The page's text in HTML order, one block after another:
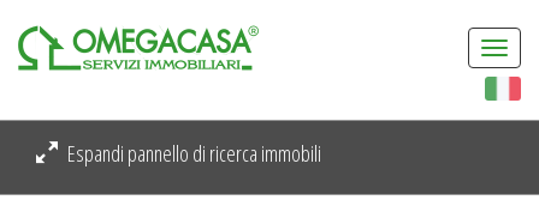
Espandi pannello di ricerca immobili